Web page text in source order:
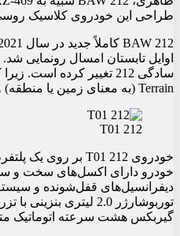
طراحی این خودروی کلاسیک
Terrain (به معنای زمین یا منطقه) و عدد 01 نشان‌دهنده اولین مدل است.
212 T01
خودرو دارای اکسل‌های سخت و
گیربکس هشت سرعته اتوماتیک متصل است.